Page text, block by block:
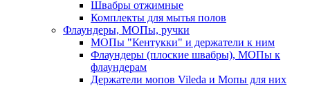
Швабры отжимные
Комплекты для мытья полов
Флаундеры, МОПы, ручки
МОПы "Кентукки" и держатели к ним
Флаундеры (плоские швабры), МОПы к
флаундерам
Держатели мопов Vileda и Мопы для них